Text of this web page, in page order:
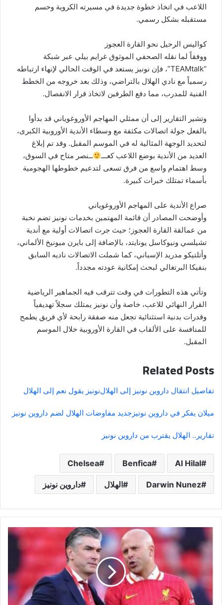
اللاعب في اتخاذ خطوة جديدة في مسيرته الكروية وحسم
مستقبله بشكل رسمي.
كواليس الرحيل نحو القارة العجوز
ووفقاً لما نقله الصحفي الموثوق غرايم بيلي عبر شبكة
“TEAMtalk”، فإن نونيز يستعد في الوقت الحالي لإنهاء ارتباطه
رسمياً مع نادي الهلال بالتراضي، وذلك بعد خروجه من الخطط
الفنية للمدرب، مما دفع الطرفين لاتخاذ قرار الانفصال.
وتشير التقارير إلى أن ممثلي المهاجم الأوروغوياني قد بدأوا
بالفعل جولة اتصالات مكثفة مع وسطاء الأندية الأوروبية الكبرى،
لتحديد الوجهة المثالية له في الموسم المقبل. وقد تم إبلاغ
العديد من الأندية بوضع اللاعب كعـــ
ــنصر متاح في السوق،
وسط اهتمام واسع من فرق تسعى لتدعيم خطوطها الهجومية
بأسماء تمتلك خبرات كبيرة.
صراع الأندية على المهاجم الأوروغوياني
وأوضحت المصادر أن قائمة المهتمين بخدمات نونيز تضم نخبة
من عمالقة القارة العجوز؛ حيث جرت اتصالات أولية مع أندية
تشيلسي ونيوكاسل يونايتد، بالإضافة إلى بايرن ميونيخ الألماني،
وأتلتيكو مدريد الإسباني، كما شملت الاتصالات ناديه السابق
بنفيكا البرتغالي لبحث إمكانية عودته مجدداً.
وتأتي هذه التطورات في وقت تترقب فيه الجماهير الرياضية
القرار النهائي للاعب، خاصة وأن نونيز يمتلك سجلاً تهديفياً
وقدرات بدنية استثنائية تجعل منه صفقة رابحة لأي فريق يطمح
للمنافسة على الألقاب في القارة الأوروبية خلال الموسم
المقبل.
Related Posts
تفاصيل انتقال داروين نونيز إلى الهلالنونيز يقول نعم إلى الهلال
ميلان يفكر في داروين نونيز جديد مفاوضات الهلال لضم داروين نونيز
تقارير.. الهلال يقترب من داروين نونيز
Al Hilal
Benfica
Chelsea
Darwin Nunez الهلال داروين نونيز
بعد
رحلة
“الأنفيلد”..
ريتشارد
يتجه
لقيادة